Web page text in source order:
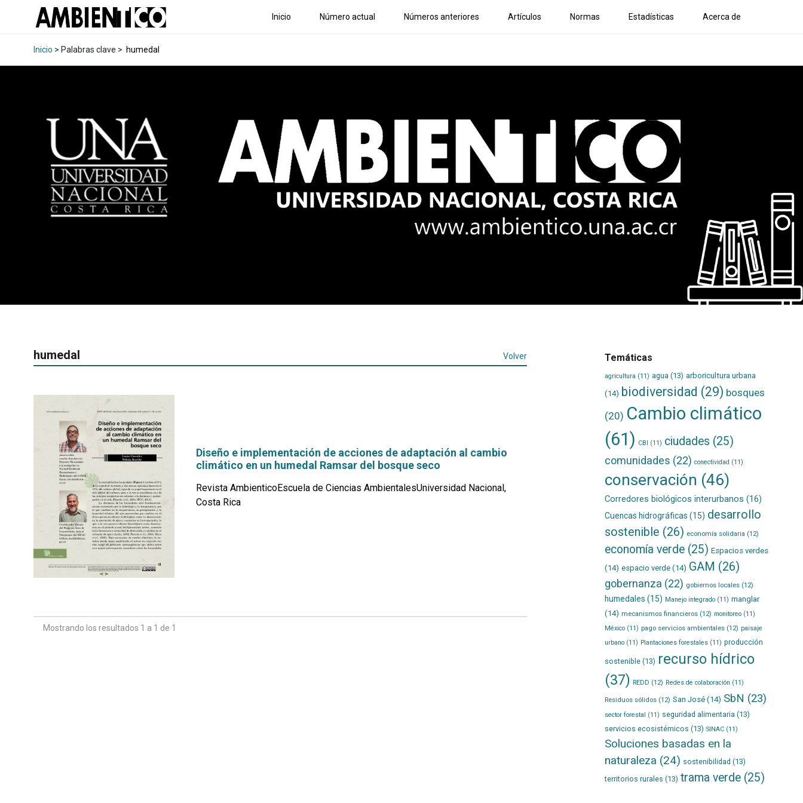
Inicio Número actual Números anteriores Artículos Normas Estadísticas Acerca de
Inicio > Palabras clave > humedal
humedal Volver
Diseño e implementación de acciones de adaptación al cambio
climático en un humedal Ramsar del bosque seco
Revista AmbienticoEscuela de Ciencias AmbientalesUniversidad Nacional,
Costa Rica
Mostrando los resultados 1 a 1 de 1
Temáticas
agricultura (11) agua (13) arboricultura urbana
(14) biodiversidad (29) bosques
(20) Cambio climático
(61) CBI (11) ciudades (25)
comunidades (22) conectividad (11)
conservación (46)
Corredores biológicos interurbanos (16)
Cuencas hidrográficas (15) desarrollo
sostenible (26) economía solidaria (12)
economía verde(25) Espacios verdes
(14) espacio verde(14) GAM (26)
gobernanza (22) gobiernos locales(12)
humedales (15) Manejo integrado(11) manglar
(14) mecanismos financieros(12) monitoreo(11)
México(11) pago servicios ambientales(12) paisaje
urbano(11) Plantaciones forestales(11) producción
sostenible(13) recurso hídrico
(37) REDD (12) Redes de colaboración (11)
Residuos sólidos(12) San José(14) SbN (23)
sector forestal (11) seguridad alimentaria (13)
servicios ecosistémicos (13) SINAC(11)
Soluciones basadas en la
naturaleza (24) sostenibilidad (13)
territorios rurales (13) trama verde(25)